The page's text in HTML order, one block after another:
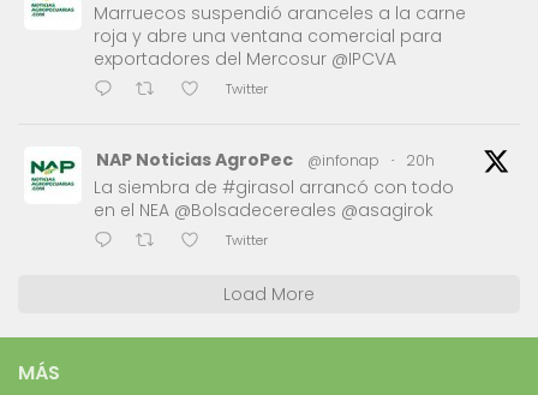
Marruecos suspendió aranceles a la carne
roja y abre una ventana comercial para
exportadores del Mercosur @IPCVA
Twitter
NAP Noticias AgroPec @infonap · 20h
La siembra de #girasol arrancó con todo
en el NEA @Bolsadecereales @asagirok
Twitter
Load More
MÁS